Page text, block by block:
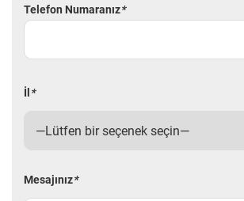
Telefon Numaranız*
İl *
Mesajınız*